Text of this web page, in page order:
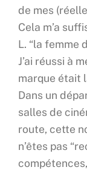
de mes
Cela m’a
L. “la femme
J’ai réussi à
marque était
Dans un
salles de
route, cette
n’êtes pas